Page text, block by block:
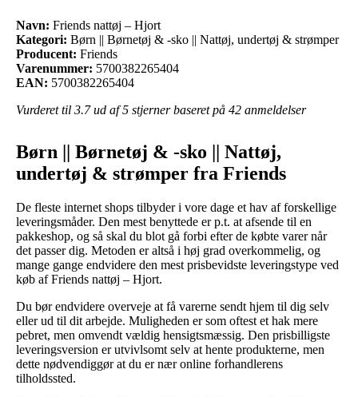
Navn: Friends nattøj – Hjort
Kategori: Børn || Børnetøj & -sko || Nattøj, undertøj & strømper
Producent: Friends
Varenummer: 5700382265404
EAN: 5700382265404
Vurderet til 3.7ud af 5 stjerner baseret på 42 anmeldelser
Børn || Børnetøj & -sko || Nattøj,
undertøj & strømper fra Friends
De fleste internet shops tilbyder i vore dage et hav af forskellige
leveringsmåder. Den mest benyttede er p.t. at afsende til en
pakkeshop, og så skal du blot gå forbi efter de købte varer når
det passer dig. Metoden er altså i høj grad overkommelig, og
mange gange endvidere den mest prisbevidste leveringstype ved
køb af Friends nattøj – Hjort.
Du bør endvidere overveje at få varerne sendt hjem til dig selv
eller ud til dit arbejde. Muligheden er som oftest et hak mere
pebret, men omvendt vældig hensigtsmæssig. Den prisbilligste
leveringsversion er utvivlsomt selv at hente produkterne, men
dette nødvendiggør at du er nær online forhandlerens
tilholdssted.